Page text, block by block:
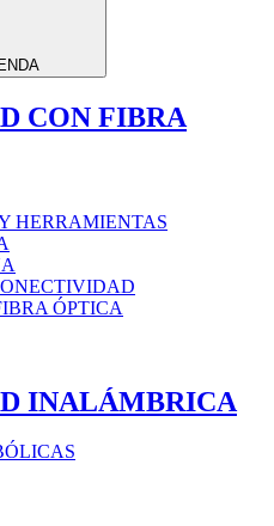
CON FIBRA
HERRAMIENTAS
ÓPTICA
INALÁMBRICA